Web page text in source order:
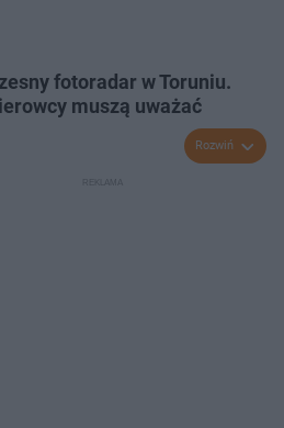
fotoradar w Toruniu.
muszą uważać
Rozwiń